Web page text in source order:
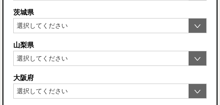
茨城県
山梨県
大阪府